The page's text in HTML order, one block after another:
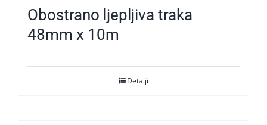
Obostrano ljepljiva traka
48mm x 10m
Detalji